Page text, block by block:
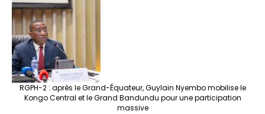
RGPH-2 : après le Grand-Équateur, Guylain Nyembo mobilise le
Kongo Central et le Grand Bandundu pour une participation
massive